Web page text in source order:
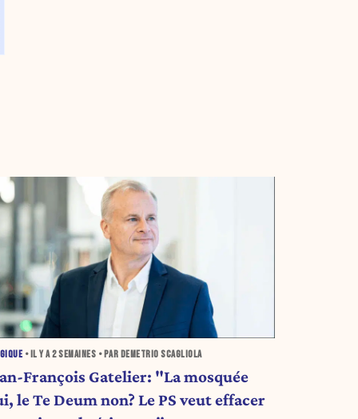
• IL Y A2 SEMAINES • PAR DEMETRIO SCAGLIOLA
François Gatelier: "La mosquée
le Te Deum non? Le PS veut effacer